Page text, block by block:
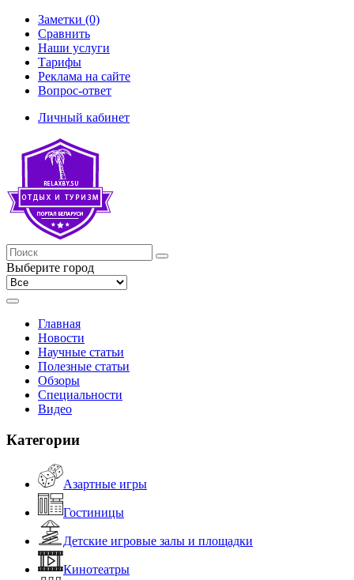
Заметки (0)
Сравнить
Наши услуги
Тарифы
Реклама на сайте
Вопрос-ответ
Личный кабинет
Выберите город
Главная
Новости
Научные статьи
Полезные статьи
Обзоры
Специальности
Видео
Категории
Азартные игры
Гостиницы
Детские игровые залы и площадки
Кинотеатры